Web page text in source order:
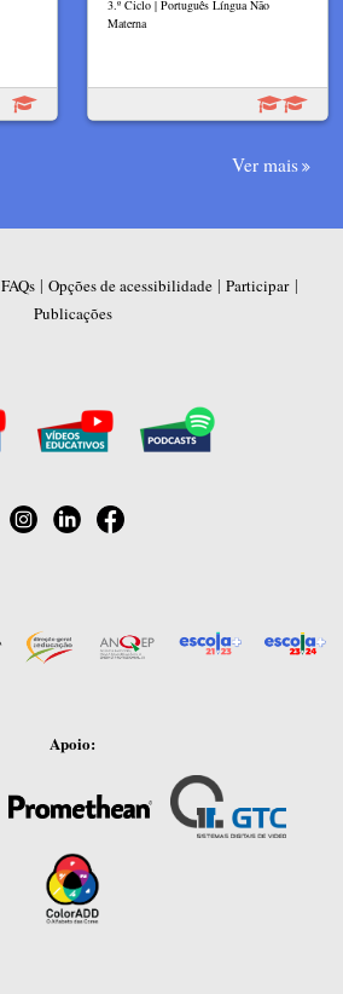
3.º Ciclo | Português Língua Não
Materna
Ver mais
FAQs| Opções de acessibilidade| Participar|
Publicações
Apoio: